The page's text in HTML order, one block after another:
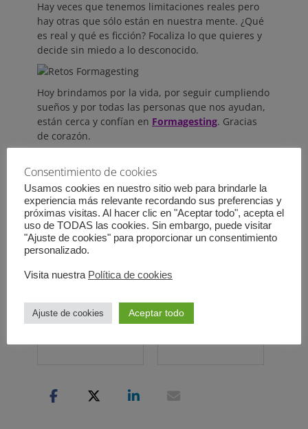
Hay veces que tenemos limitaciones reales pero
hay otras que sólo están en nuestra mente. ¿Qué
es real y qué es ficción? Focaliza lo que quieres y
decide sin miedo a lo desconocido.
Hoy brindamos por la vida, por seguir cumpliendo
sueños y por todas las personas que nos ayudan,
están cerca y confían en Formagesting. Gracias
de corazón.
post?
Pots relacionados:
Emprendimiento y
Formación
El Foro de Empleo y
¿Cuál es tu modelo
ideal de empresa?
IV Foro Internacional
Mujer Mariposa
Consentimiento de cookies
Usamos cookies en nuestro sitio web para brindarle la
experiencia más relevante recordando sus preferencias y
próximas visitas. Al hacer clic en "Aceptar todo", acepta el
uso de TODAS las cookies. Sin embargo, puede visitar
"Ajuste de cookies" para proporcionar un consentimiento
personalizado.
Visita nuestra Política de cookies
Ajuste de cookies Aceptar todo